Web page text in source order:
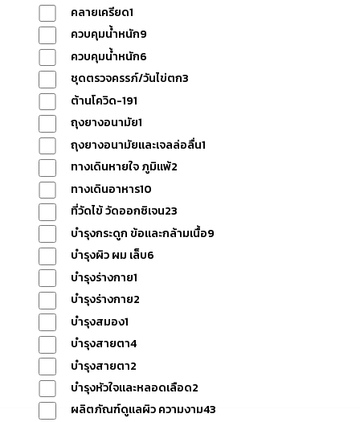
คลายเครียด1
ควบคุมน้ำหนัก9
ควบคุมน้ำหนัก6
ชุดตรวจครรภ์/วันไข่ตก3
ต้านโควิด-191
ถุงยางอนามัย1
ถุงยางอนามัยและเจลล่อลื่น1
ทางเดินหายใจ ภูมิแพ้2
ทางเดินอาหาร10
ที่วัดไข้ วัดออกซิเจน23
บำรุงกระดูก ข้อและกล้ามเนื้อ9
บำรุงผิว ผม เล็บ6
บำรุงร่างกาย1
บำรุงร่างกาย2
บำรุงสมอง1
บำรุงสายตา4
บำรุงสายตา2
บำรุงหัวใจและหลอดเลือด2
ผลิตภัณฑ์ดูแลผิว ความงาม43